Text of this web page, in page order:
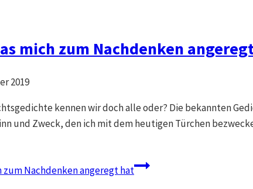
mich zum Nachdenken
2019
kennen wir doch alle oder? Die bekannten
und Zweck, den ich mit dem heutigen Türchen
zum Nachdenken angeregt hat